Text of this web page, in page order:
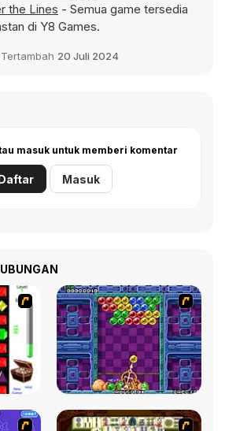
the Lines - Semua game tersedia
di Y8 Games.
Tertambah 20 Juli 2024
masuk untuk memberi komentar
Masuk